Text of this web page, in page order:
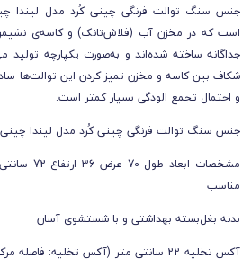
جنس سنگ توالت فرنگی چینی کُرد مدل لیندا
است که در مخزن آب (فلاش‌تانک) و کاسه‌ی
جداگانه ساخته شده‌اند و به‌صورت یکپارچه
شکاف بین کاسه و مخزن تمیز کردن این توالت‌ها
و احتمال تجمع الودگی بسیار کمتر است.
جنس سنگ توالت فرنگی چینی کُرد مدل لیندا چینی
مشخصات
مناسب
بدنه بغل‌بسته بهداشتی و با شستشوی آسان
آکس تخلیه 22 سانتی متر
(آکس تخلیه: فاصله